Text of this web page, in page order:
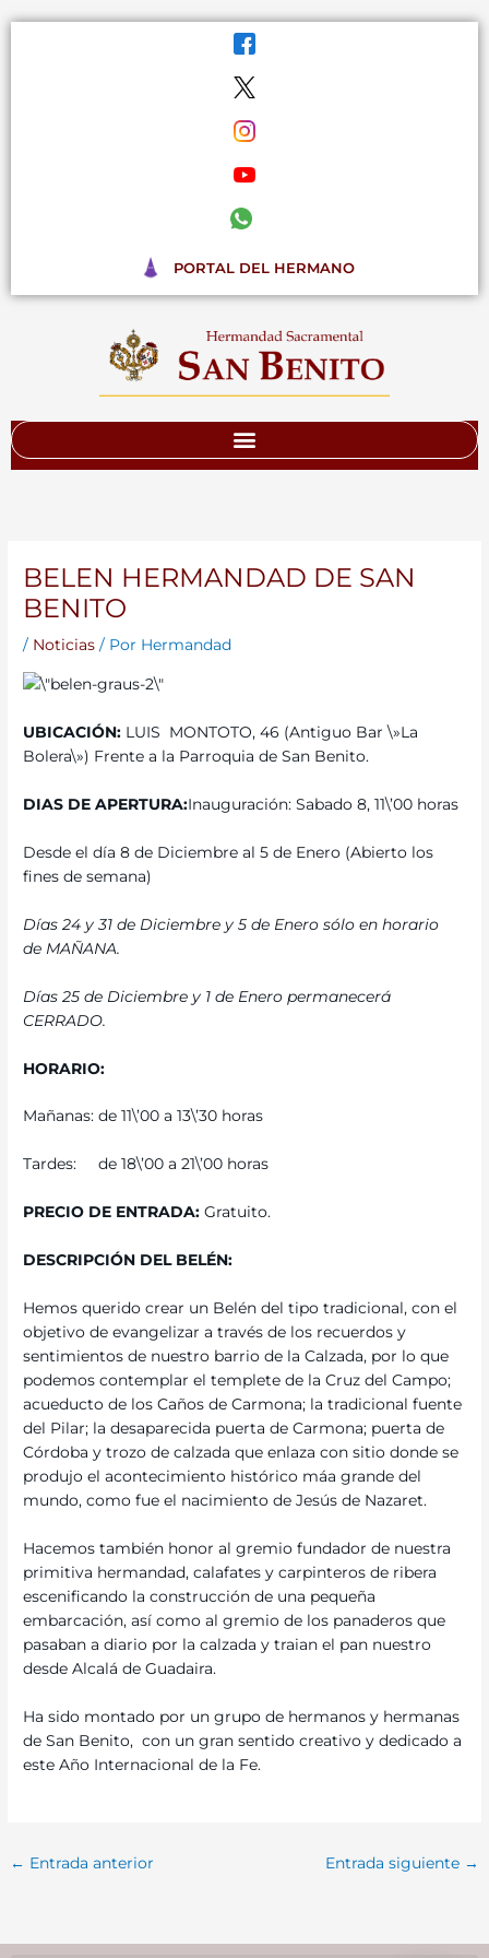
PORTAL DEL HERMANO
BELEN HERMANDAD DE SAN
BENITO
/ Noticias / Por Hermandad
UBICACIÓN: LUIS MONTOTO, 46 (Antiguo Bar \»La
Bolera\») Frente a la Parroquia de San Benito.
DIAS DE APERTURA:Inauguración: Sabado 8, 11\’00 horas
Desde el día 8 de Diciembre al 5 de Enero (Abierto los
fines de semana)
Días 24 y 31 de Diciembre y 5 de Enero sólo en horario
de MAÑANA.
Días 25 de Diciembre y 1 de Enero permanecerá
CERRADO.
HORARIO:
Mañanas: de 11\’00 a 13\’30 horas
Tardes: de 18\’00 a 21\’00 horas
PRECIO DE ENTRADA:Gratuito.
DESCRIPCIÓN DEL BELÉN:
Hemos querido crear un Belén del tipo tradicional, con el
objetivo de evangelizar a través de los recuerdos y
sentimientos de nuestro barrio de la Calzada, por lo que
podemos contemplar el templete de la Cruz del Campo;
acueducto de los Caños de Carmona; la tradicional fuente
del Pilar; la desaparecida puerta de Carmona; puerta de
Córdoba y trozo de calzada que enlaza con sitio donde se
produjo el acontecimiento histórico máa grande del
mundo, como fue el nacimiento de Jesús de Nazaret.
Hacemos también honor al gremio fundador de nuestra
primitiva hermandad, calafates y carpinteros de ribera
escenificando la construcción de una pequeña
embarcación, así como al gremio de los panaderos que
pasaban a diario por la calzada y traian el pan nuestro
desde Alcalá de Guadaira.
Ha sido montado por un grupo de hermanos y hermanas
de San Benito, con un gran sentido creativo y dedicado a
este Año Internacional de la Fe.
← Entrada anterior Entrada siguiente →